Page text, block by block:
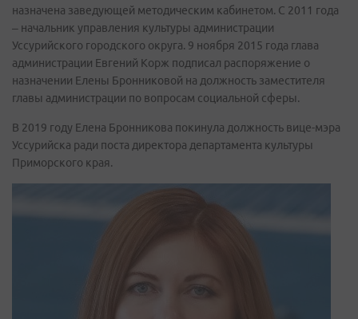
назначена заведующей методическим кабинетом. С 2011 года
– начальник управления культуры администрации
Уссурийского городского округа. 9 ноября 2015 года глава
администрации Евгений Корж подписал распоряжение о
назначении Елены Бронниковой на должность заместителя
главы администрации по вопросам социальной сферы.
В 2019 году Елена Бронникова покинула должность вице-мэра
Уссурийска ради поста директора департамента культуры
Приморского края.